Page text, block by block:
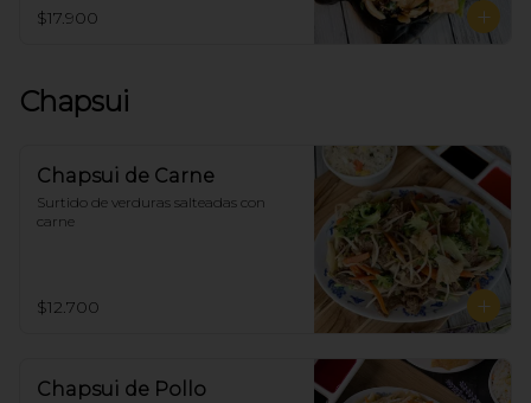
$17.900
Chapsui
Chapsui de Carne
Surtido de verduras salteadas con
carne
$12.700
Chapsui de Pollo